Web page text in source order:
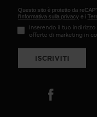
Questo sito è protetto da
l'Informativa sulla privacy e i
Inserendo il tuo
offerte di marketing in
ISCRIVITI